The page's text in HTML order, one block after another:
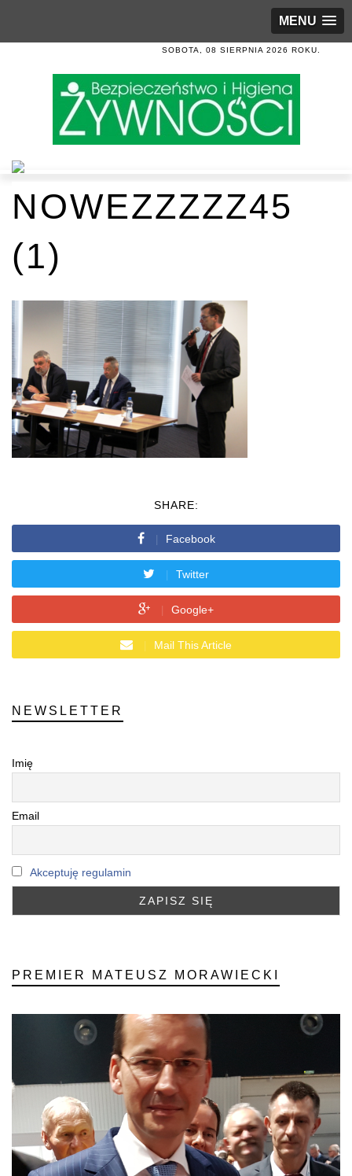
MENU
SOBOTA, 08 SIERPNIA 2026 ROKU.
NOWEZZZZZ45
(1)
SHARE:
Facebook
Twitter
Google+
Mail This Article
NEWSLETTER
Imię
Email
Akceptuję regulamin
PREMIER MATEUSZ MORAWIECKI